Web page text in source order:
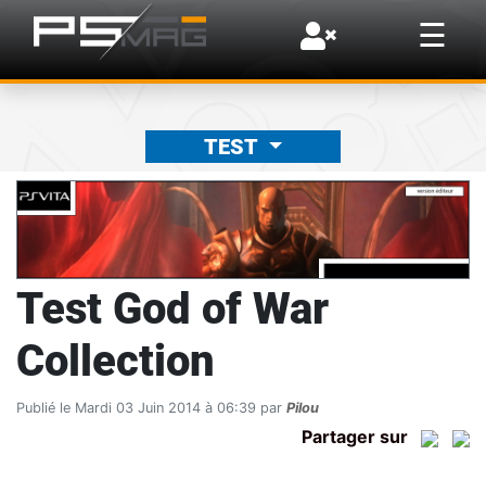
☰
×
TEST
Test God of War
Collection
Publié le Mardi 03 Juin 2014 à 06:39 par Pilou
Partager sur